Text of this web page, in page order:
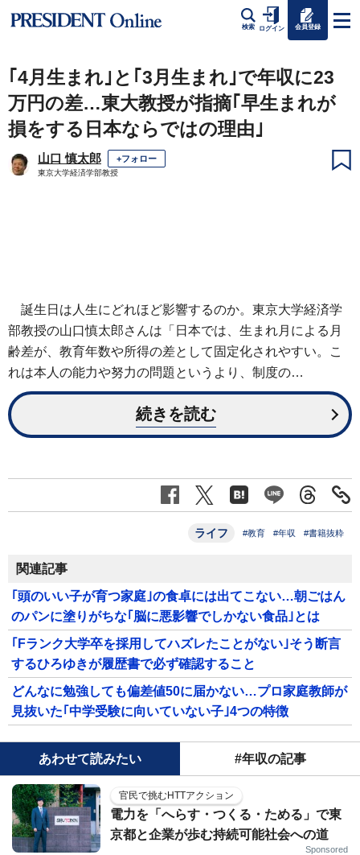
検索 ログイン 会員登録
｢4月生まれ｣と｢3月生まれ｣で年収に23
万円の差…東大教授が指摘｢早生まれが
損をする日本ならではの理由｣
山口 慎太郎 +フォロー
東京大学経済学部教授
誕生日は人生にどれほど影響するのか。東京大学経済学
部教授の山口慎太郎さんは「日本では、生まれ月による月
齢差が、教育年数や所得の差として固定化されやすい。こ
れは本人の能力や努力の問題というより、制度の…
続きを読む
ライフ #教育 #年収 #書籍抜粋
関連記事
｢頭のいい子が育つ家庭｣の食卓には出てこない…朝ごはん
のパンに塗りがちな｢脳に悪影響でしかない食品｣とは
｢Fランク大学卒を採用してハズレたことがない｣そう断言
するひろゆきが履歴書で必ず確認すること
どんなに勉強しても偏差値50に届かない…プロ家庭教師が
見抜いた｢中学受験に向いていない子｣4つの特徴
あわせて読みたい #年収の記事
官民で挑むHTTアクション
電力を「へらす・つくる・ためる」で東
京都と企業が歩む持続可能社会への道
Sponsored